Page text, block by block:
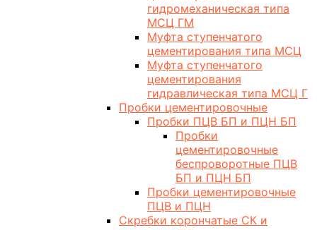
гидромеханическая типа
МСЦ ГМ
Муфта ступенчатого
цементирования типа МСЦ
Муфта ступенчатого
цементирования
гидравлическая типа МСЦ Г
Пробки цементировочные
Пробки ПЦВ БП и ПЦН БП
Пробки
цементировочные
беспроворотные ПЦВ
БП и ПЦН БП
Пробки цементировочные
ПЦВ и ПЦН
Скребки корончатые СК и